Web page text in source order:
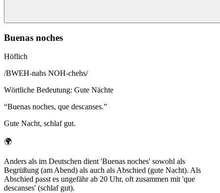
Buenas noches
Höflich
/BWEH-nahs NOH-chehs/
Wörtliche Bedeutung: Gute Nächte
“Buenas noches, que descanses.”
Gute Nacht, schlaf gut.
🌍
Anders als im Deutschen dient 'Buenas noches' sowohl als
Begrüßung (am Abend) als auch als Abschied (gute Nacht). Als
Abschied passt es ungefähr ab 20 Uhr, oft zusammen mit 'que
descanses' (schlaf gut).